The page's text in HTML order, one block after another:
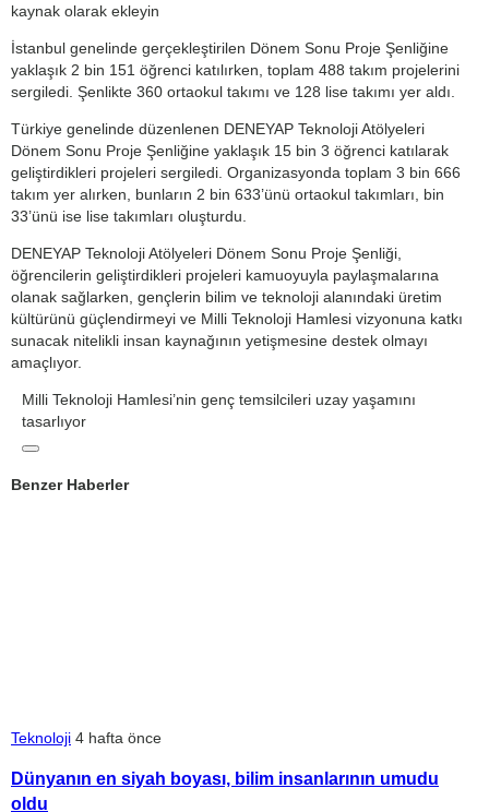
kaynak olarak ekleyin
İstanbul genelinde gerçekleştirilen Dönem Sonu Proje Şenliğine
yaklaşık 2 bin 151 öğrenci katılırken, toplam 488 takım projelerini
sergiledi. Şenlikte 360 ortaokul takımı ve 128 lise takımı yer aldı.
Türkiye genelinde düzenlenen DENEYAP Teknoloji Atölyeleri
Dönem Sonu Proje Şenliğine yaklaşık 15 bin 3 öğrenci katılarak
geliştirdikleri projeleri sergiledi. Organizasyonda toplam 3 bin 666
takım yer alırken, bunların 2 bin 633’ünü ortaokul takımları, bin
33’ünü ise lise takımları oluşturdu.
DENEYAP Teknoloji Atölyeleri Dönem Sonu Proje Şenliği,
öğrencilerin geliştirdikleri projeleri kamuoyuyla paylaşmalarına
olanak sağlarken, gençlerin bilim ve teknoloji alanındaki üretim
kültürünü güçlendirmeyi ve Milli Teknoloji Hamlesi vizyonuna katkı
sunacak nitelikli insan kaynağının yetişmesine destek olmayı
amaçlıyor.
Milli Teknoloji Hamlesi’nin genç temsilcileri uzay yaşamını
tasarlıyor
Benzer Haberler
Teknoloji 4 hafta önce
Dünyanın en siyah boyası, bilim insanlarının umudu
oldu